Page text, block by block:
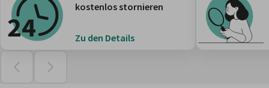
kostenlos stornieren
Zu den Details